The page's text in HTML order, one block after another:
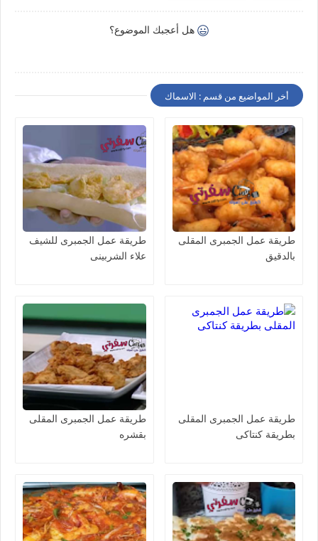
هل أعجبك الموضوع؟
أخر المواضيع من قسم : الاسماك
طريقة عمل الجمبرى المقلى
بالدقيق
طريقة عمل الجمبرى للشيف
علاء الشربينى
طريقة عمل الجمبرى المقلى
بطريقة كنتاكى
طريقة عمل الجمبرى المقلى
بقشره